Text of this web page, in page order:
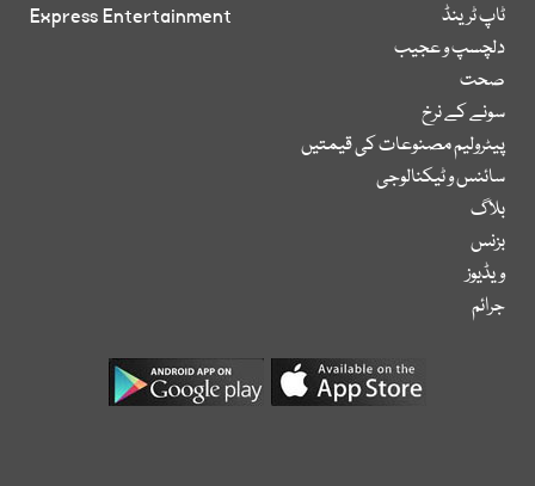
ٹاپ ٹرینڈ
دلچسپ و عجیب
صحت
سونے کے نرخ
پیٹرولیم مصنوعات کی قیمتیں
سائنس و ٹیکنالوجی
بلاگ
بزنس
ویڈیوز
جرائم
Express Entertainment